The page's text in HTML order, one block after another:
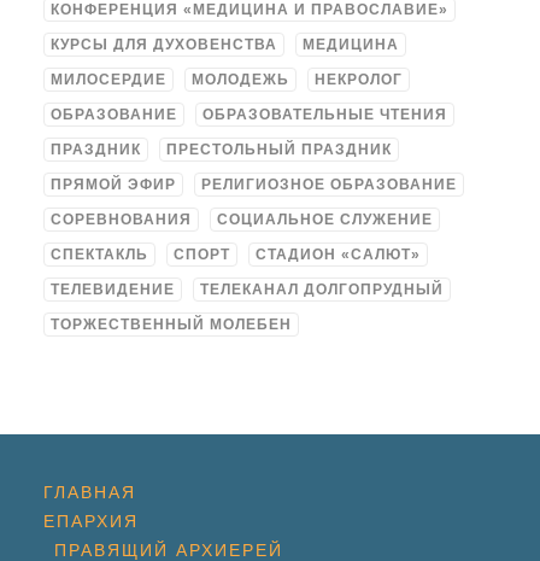
КОНФЕРЕНЦИЯ «МЕДИЦИНА И ПРАВОСЛАВИЕ»
КУРСЫ ДЛЯ ДУХОВЕНСТВА МЕДИЦИНА
МИЛОСЕРДИЕ МОЛОДЕЖЬ НЕКРОЛОГ
ОБРАЗОВАНИЕ ОБРАЗОВАТЕЛЬНЫЕ ЧТЕНИЯ
ПРАЗДНИК ПРЕСТОЛЬНЫЙ ПРАЗДНИК
ПРЯМОЙ ЭФИР РЕЛИГИОЗНОЕ ОБРАЗОВАНИЕ
СОРЕВНОВАНИЯ СОЦИАЛЬНОЕ СЛУЖЕНИЕ
СПЕКТАКЛЬ СПОРТ СТАДИОН «САЛЮТ»
ТЕЛЕВИДЕНИЕ ТЕЛЕКАНАЛ ДОЛГОПРУДНЫЙ
ТОРЖЕСТВЕННЫЙ МОЛЕБЕН
ГЛАВНАЯ
ЕПАРХИЯ
ПРАВЯЩИЙ АРХИЕРЕЙ